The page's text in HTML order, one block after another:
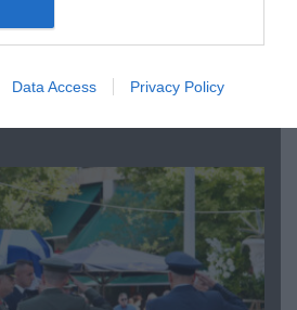
Data Access Privacy Policy
Η ανάρτηση του Αρκά για
στις πυρκαγιές της